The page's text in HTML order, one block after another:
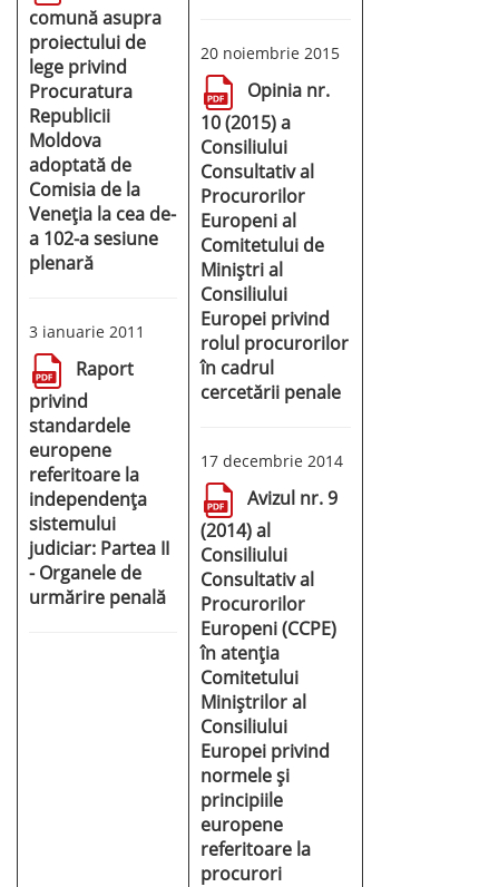
comună asupra
proiectului de
lege privind
Procuratura
Republicii
Moldova
adoptată de
Comisia de la
Veneția la cea de-
a 102-a sesiune
plenară
3 ianuarie 2011
Raport
privind
standardele
europene
referitoare la
independența
sistemului
judiciar: Partea II
- Organele de
urmărire penală
20 noiembrie 2015
Opinia nr.
10 (2015) a
Consiliului
Consultativ al
Procurorilor
Europeni al
Comitetului de
Miniștri al
Consiliului
Europei privind
rolul procurorilor
în cadrul
cercetării penale
17 decembrie 2014
Avizul nr. 9
(2014) al
Consiliului
Consultativ al
Procurorilor
Europeni (CCPE)
în atenția
Comitetului
Miniştrilor al
Consiliului
Europei privind
normele și
principiile
europene
referitoare la
procurori